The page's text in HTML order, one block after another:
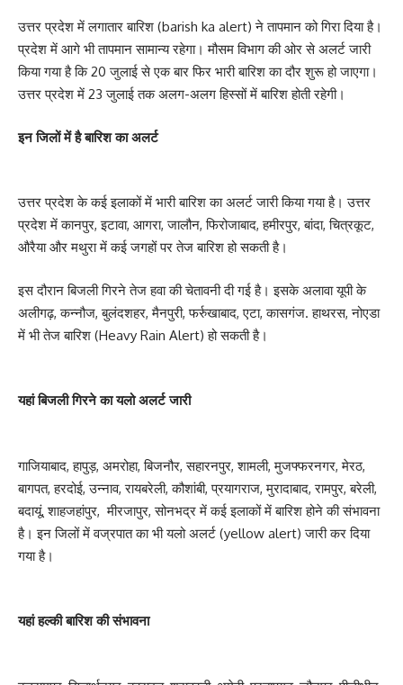
उत्तर प्रदेश में लगातार बारिश (barish ka alert) ने तापमान को गिरा दिया है।
प्रदेश में आगे भी तापमान सामान्य रहेगा। मौसम विभाग की ओर से अलर्ट जारी
किया गया है कि 20 जुलाई से एक बार फिर भारी बारिश का दौर शुरू हो जाएगा।
उत्तर प्रदेश में 23 जुलाई तक अलग-अलग हिस्सों में बारिश होती रहेगी।
इन जिलों में है बारिश का अलर्ट
उत्तर प्रदेश के कई इलाकों में भारी बारिश का अलर्ट जारी किया गया है। उत्तर
प्रदेश में कानपुर, इटावा, आगरा, जालौन, फिरोजाबाद, हमीरपुर, बांदा, चित्रकूट,
औरैया और मथुरा में कई जगहों पर तेज बारिश हो सकती है।
इस दौरान बिजली गिरने तेज हवा की चेतावनी दी गई है। इसके अलावा यूपी के
अलीगढ़, कन्नौज, बुलंदशहर, मैनपुरी, फर्रुखाबाद, एटा, कासगंज. हाथरस, नोएडा
में भी तेज बारिश (Heavy Rain Alert) हो सकती है।
यहां बिजली गिरने का यलो अलर्ट जारी
गाजियाबाद, हापुड़, अमरोहा, बिजनौर, सहारनपुर, शामली, मुजफ्फरनगर, मेरठ,
बागपत, हरदोई, उन्नाव, रायबरेली, कौशांबी, प्रयागराज, मुरादाबाद, रामपुर, बरेली,
बदायूं, शाहजहांपुर, मीरजापुर, सोनभद्र में कई इलाकों में बारिश होने की संभावना
है। इन जिलों में वज्रपात का भी यलो अलर्ट (yellow alert) जारी कर दिया
गया है।
यहां हल्की बारिश की संभावना